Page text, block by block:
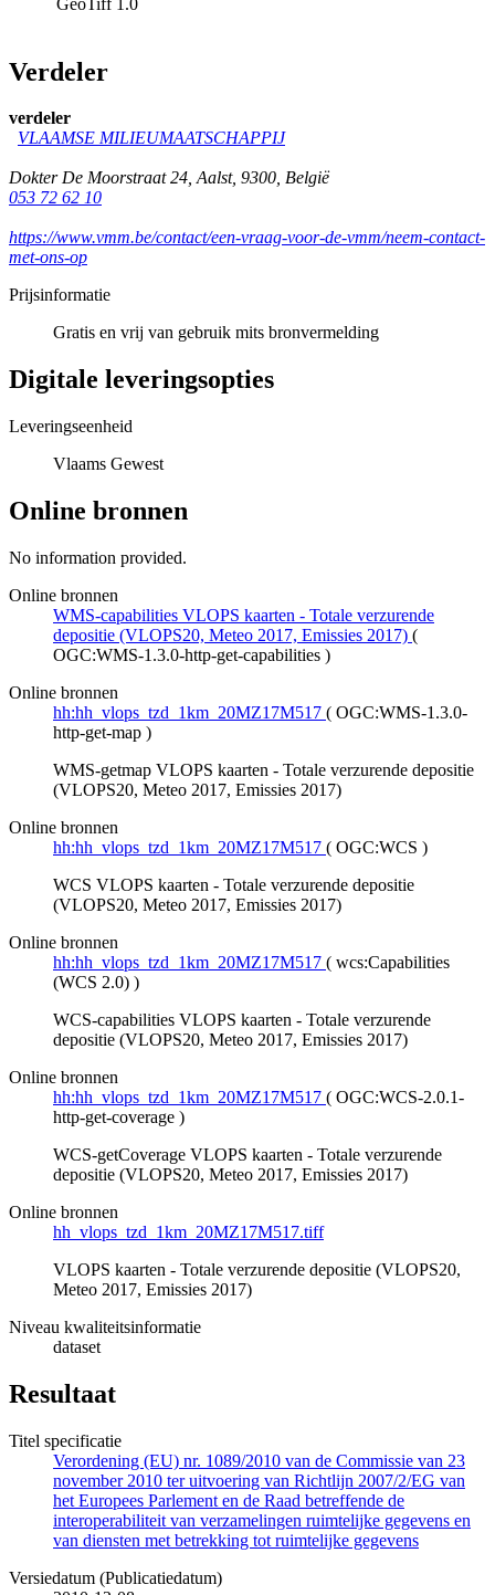
Verdeler
verdeler
VLAAMSE MILIEUMAATSCHAPPIJ
Dokter De Moorstraat 24,Aalst, 9300, België
053 72 62 10
https://www.vmm.be/contact/een-vraag-voor-de-vmm/neem-contact-
met-ons-op
Prijsinformatie
Gratis en vrij van gebruik mits bronvermelding
Digitale leveringsopties
Leveringseenheid
Vlaams Gewest
Online bronnen
No information provided.
Online bronnen
WMS-capabilities VLOPS kaarten - Totale verzurende
depositie (VLOPS20, Meteo 2017, Emissies 2017) (
OGC:WMS-1.3.0-http-get-capabilities )
Online bronnen
hh:hh_vlops_tzd_1km_20MZ17M517 ( OGC:WMS-1.3.0-
http-get-map )
WMS-getmap VLOPS kaarten - Totale verzurende depositie
(VLOPS20, Meteo 2017, Emissies 2017)
Online bronnen
hh:hh_vlops_tzd_1km_20MZ17M517 ( OGC:WCS )
WCS VLOPS kaarten - Totale verzurende depositie
(VLOPS20, Meteo 2017, Emissies 2017)
Online bronnen
hh:hh_vlops_tzd_1km_20MZ17M517 ( wcs:Capabilities
(WCS 2.0) )
WCS-capabilities VLOPS kaarten - Totale verzurende
depositie (VLOPS20, Meteo 2017, Emissies 2017)
Online bronnen
hh:hh_vlops_tzd_1km_20MZ17M517 ( OGC:WCS-2.0.1-
http-get-coverage )
WCS-getCoverage VLOPS kaarten - Totale verzurende
depositie (VLOPS20, Meteo 2017, Emissies 2017)
Online bronnen
hh_vlops_tzd_1km_20MZ17M517.tiff
VLOPS kaarten - Totale verzurende depositie (VLOPS20,
Meteo 2017, Emissies 2017)
Niveau kwaliteitsinformatie
dataset
Resultaat
Titel specificatie
Verordening (EU) nr. 1089/2010 van de Commissie van 23
november 2010 ter uitvoering van Richtlijn 2007/2/EG van
het Europees Parlement en de Raad betreffende de
interoperabiliteit van verzamelingen ruimtelijke gegevens en
van diensten met betrekking tot ruimtelijke gegevens
Versiedatum (Publicatiedatum)